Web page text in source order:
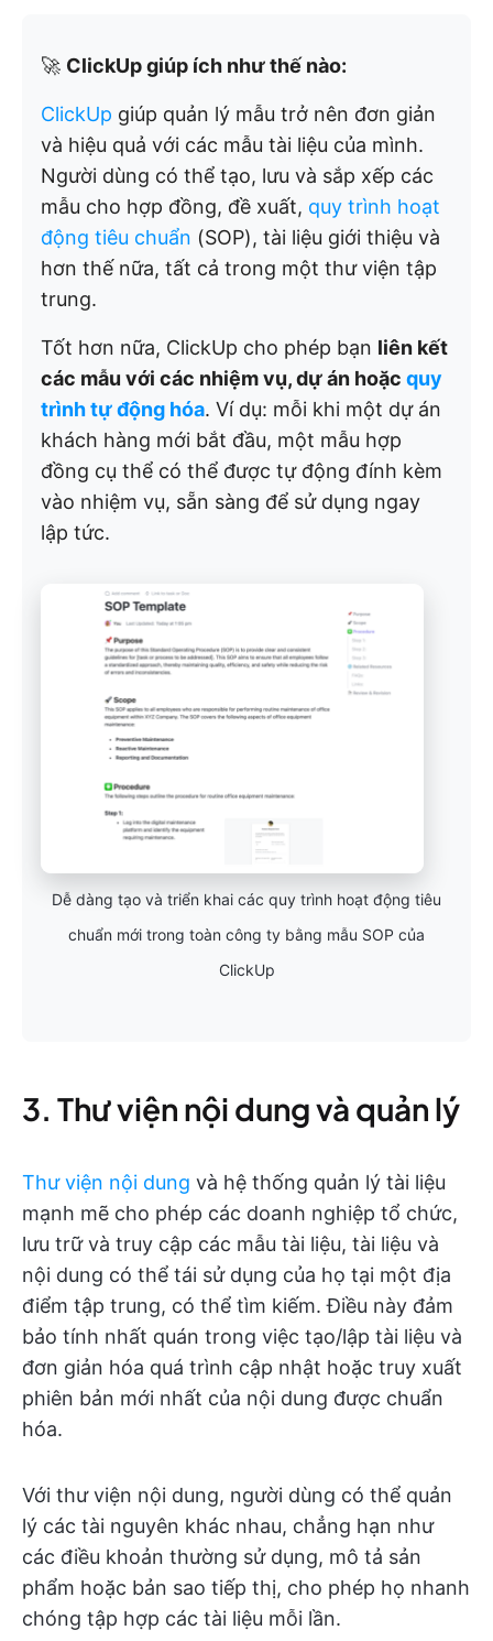
🚀 ClickUp giúp ích như thế nào:
ClickUp giúp quản lý mẫu trở nên đơn giản
và hiệu quả với các mẫu tài liệu của mình.
Người dùng có thể tạo, lưu và sắp xếp các
mẫu cho hợp đồng, đề xuất, quy trình hoạt
động tiêu chuẩn (SOP), tài liệu giới thiệu và
hơn thế nữa, tất cả trong một thư viện tập
trung.
Tốt hơn nữa, ClickUp cho phép bạn liên kết
các mẫu với các nhiệm vụ, dự án hoặc quy
trình tự động hóa. Ví dụ: mỗi khi một dự án
khách hàng mới bắt đầu, một mẫu hợp
đồng cụ thể có thể được tự động đính kèm
vào nhiệm vụ, sẵn sàng để sử dụng ngay
lập tức.
Dễ dàng tạo và triển khai các quy trình hoạt động tiêu
chuẩn mới trong toàn công ty bằng mẫu SOP của
ClickUp
3. Thư viện nội dung và quản lý
Thư viện nội dung và hệ thống quản lý tài liệu
mạnh mẽ cho phép các doanh nghiệp tổ chức,
lưu trữ và truy cập các mẫu tài liệu, tài liệu và
nội dung có thể tái sử dụng của họ tại một địa
điểm tập trung, có thể tìm kiếm. Điều này đảm
bảo tính nhất quán trong việc tạo/lập tài liệu và
đơn giản hóa quá trình cập nhật hoặc truy xuất
phiên bản mới nhất của nội dung được chuẩn
hóa.
Với thư viện nội dung, người dùng có thể quản
lý các tài nguyên khác nhau, chẳng hạn như
các điều khoản thường sử dụng, mô tả sản
phẩm hoặc bản sao tiếp thị, cho phép họ nhanh
chóng tập hợp các tài liệu mỗi lần.